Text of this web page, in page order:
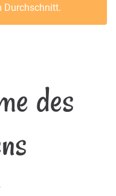
Durchschnitt.
des